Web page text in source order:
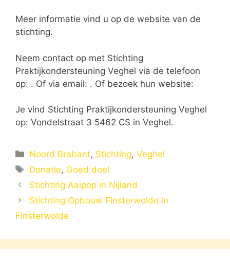
Meer informatie vind u op de website van de
stichting.
Neem contact op met Stichting
Praktijkondersteuning Veghel via de telefoon
op: . Of via email: . Of bezoek hun website:
Je vind Stichting Praktijkondersteuning Veghel
op: Vondelstraat 3 5462 CS in Veghel.
Categorieën
Noord Brabant, Stichting,Veghel
Tags
Donatie, Goed doel
Stichting Aaipop in Nijland
Stichting Opbouw Finsterwolde in
Finsterwolde